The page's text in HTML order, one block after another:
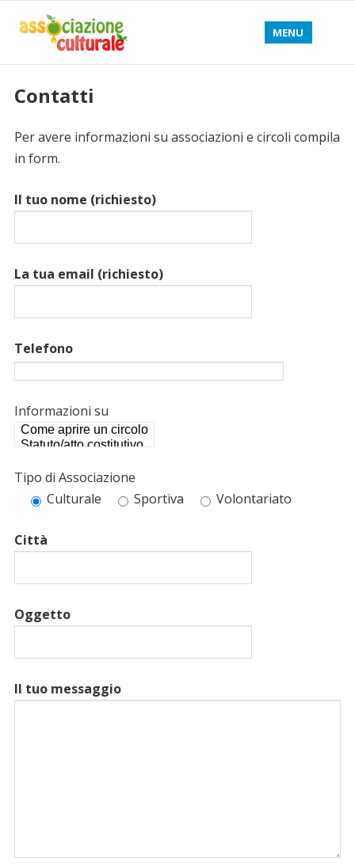
MENU
Contatti
Per avere informazioni su associazioni e circoli compila
in form.
Il tuo nome (richiesto)
La tua email (richiesto)
Telefono
Informazioni su
Tipo di Associazione
Culturale
Sportiva Volontariato
Città
Oggetto
Il tuo messaggio